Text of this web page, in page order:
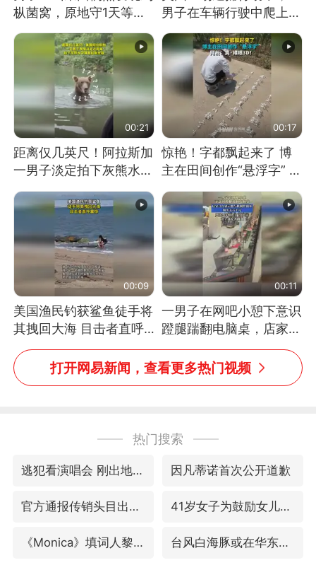
枞菌窝，原地守1天等它
长大：挖了140多朵
男子在车辆行驶中爬上车
顶跳舞。（新京报）
00:21
距离仅几英尺！阿拉斯加
一男子淡定拍下灰熊水中
捕食鲑鱼全程
00:17
惊艳！字都飘起来了 博
主在田间创作“悬浮字” 网
友：真·裸眼3D！
00:09
美国渔民钓获鲨鱼徒手将
其拽回大海 目击者直呼
震惊 （视频来源：参考
消息）
00:11
一男子在网吧小憩下意识
蹬腿踹翻电脑桌，店家3
台显示器与机械臂损坏
打开网易新闻，查看更多热门视频
热门搜索
逃犯看演唱会 刚出地铁就被逮住 因凡蒂诺首次公开道歉
官方通报传销头目出狱办书院 41岁女子为鼓励女儿考上985研究生
《Monica》填词人黎彼得去世 台风白海豚或在华东沿海登陆